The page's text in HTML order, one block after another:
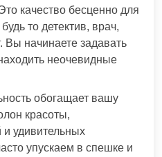
качество бесценно для
то детектив, врач,
Вы начинаете задавать
неочевидные
обогащает вашу
красоты,
удивительных
упускаем в спешке и